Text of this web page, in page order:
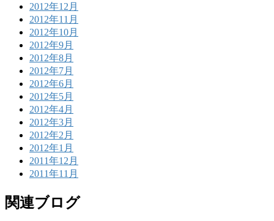
2012年12月
2012年11月
2012年10月
2012年9月
2012年8月
2012年7月
2012年6月
2012年5月
2012年4月
2012年3月
2012年2月
2012年1月
2011年12月
2011年11月
関連ブログ